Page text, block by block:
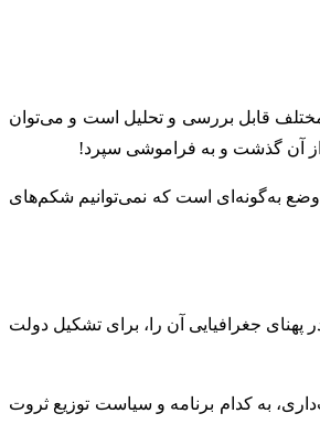
مختلف قابل بررسی و تحلیل است و می‌توان
از آن گذشت و به فراموشی سپرد!
وضع به‌گونه‌ای است که نمی‌توانیم شکم‌های
جغرافیایی آن را، برای تشکیل دولت
به کدام برنامه و سیاست توزیع ثروت